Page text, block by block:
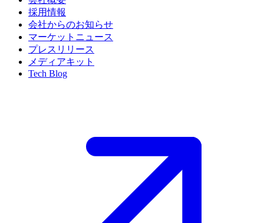
採用情報
会社からのお知らせ
マーケットニュース
プレスリリース
メディアキット
Tech Blog